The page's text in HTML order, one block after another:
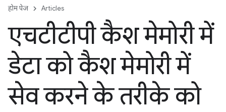
होम पेज Articles
एचटीटीपी कैश मेमोरी में
डेटा को कैश मेमोरी में
सेव करने के तरीके को